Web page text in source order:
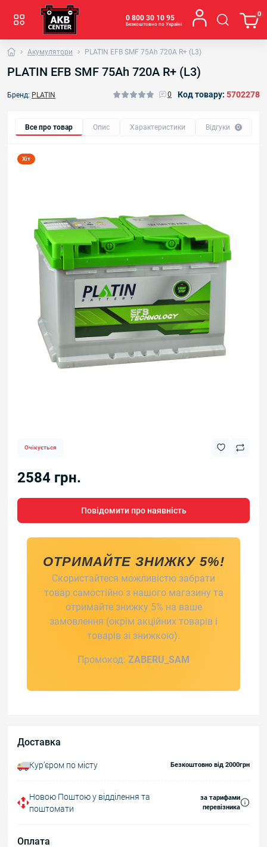
0 800 30 10 95
Безкоштовно по Україні
0
Акумулятори PLATIN EFB SMF 75Ah 720A R+ (L3)
PLATIN EFB SMF 75Ah 720A R+ (L3)
Бренд: PLATIN 0 Код товару: 5702278
Все про товар Опис Характеристики Відгуки 0
Хіт
Очікується
2584 грн.
Повідомити про наявність
ОТРИМАЙТЕ ЗНИЖКУ 5%!
Скористайтеся можливістю забрати
товар самостійно з нашого магазину та
отримайте знижку 5% на ваше
замовлення (окрім акційних товарів і
товарів зі знижкою).
Промокод: ZABERU_SAM
Доставка
Курʼєром по місту Безкоштовно від 2000грн
Новою Поштою у відділення та
поштомати
за тарифами
перевізника
Оплата